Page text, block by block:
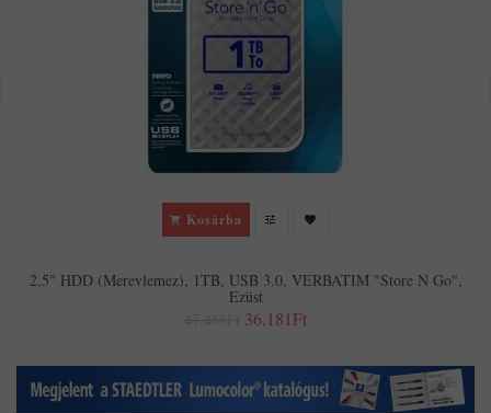
Kosárba
2,5" HDD (merevlemez), 1TB, USB 3.0, VERBATIM "Store N Go",
Ezüst
36,181Ft